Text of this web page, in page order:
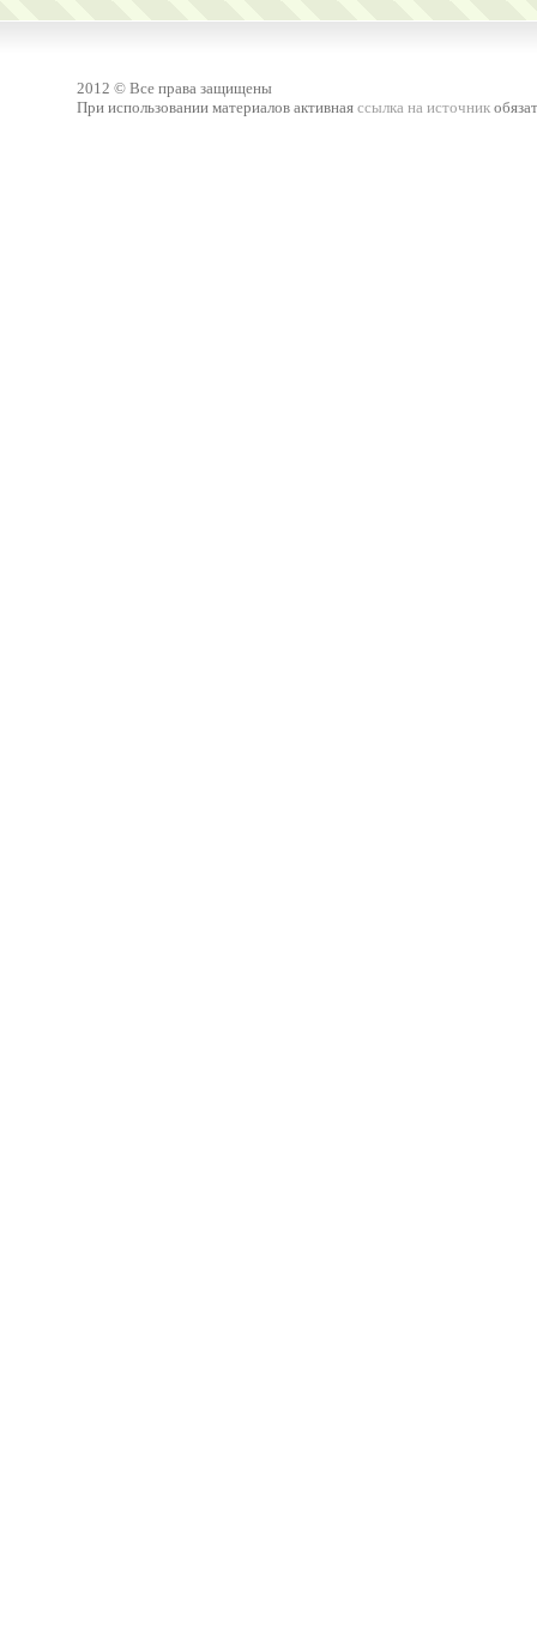
2012 © Все права защищены
При использовании материалов активная ссылка на источник